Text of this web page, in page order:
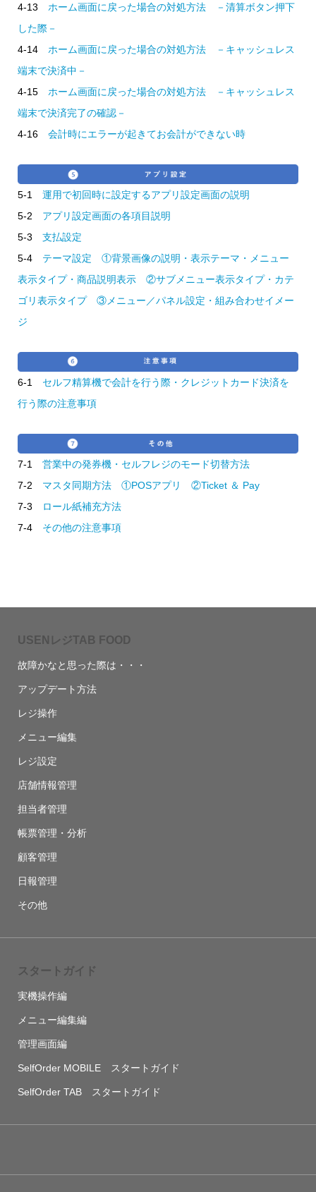
4-13 ホーム画面に戻った場合の対処方法 －清算ボタン押下
した際－
4-14 ホーム画面に戻った場合の対処方法 －キャッシュレス
端末で決済中－
4-15 ホーム画面に戻った場合の対処方法 －キャッシュレス
端末で決済完了の確認－
4-16 会計時にエラーが起きてお会計ができない時
5-1 運用で初回時に設定するアプリ設定画面の説明
5-2 アプリ設定画面の各項目説明
5-3 支払設定
5-4 テーマ設定 ①背景画像の説明・表示テーマ・メニュー
表示タイプ・商品説明表示 ②サブメニュー表示タイプ・カテ
ゴリ表示タイプ ③メニュー／パネル設定・組み合わせイメー
ジ
6-1 セルフ精算機で会計を行う際・クレジットカード決済を
行う際の注意事項
7-1 営業中の発券機・セルフレジのモード切替方法
7-2 マスタ同期方法 ①POSアプリ ②Ticket ＆ Pay
7-3
ロール紙補充方法
7-4 その他の注意事項
USENレジTAB FOOD
故障かなと思った際は・・・
アップデート方法
レジ操作
メニュー編集
レジ設定
店舗情報管理
担当者管理
帳票管理・分析
顧客管理
日報管理
その他
スタートガイド
実機操作編
メニュー編集編
管理画面編
SelfOrder MOBILE スタートガイド
SelfOrder TAB スタートガイド